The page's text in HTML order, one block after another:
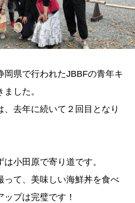
岡県で行われたJBBFの青年キ
した。
、去年に続いて２回目となり
小田原で寄り道です。
って、美味しい海鮮丼を食べ
プは完璧です！